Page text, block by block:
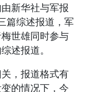
新华社与军报
篇综述报道，军
世雄同时参与
述报道。
，报道格式有
的情况下，今